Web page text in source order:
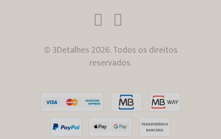
© 3Detalhes 2026. Todos os direitos
reservados.